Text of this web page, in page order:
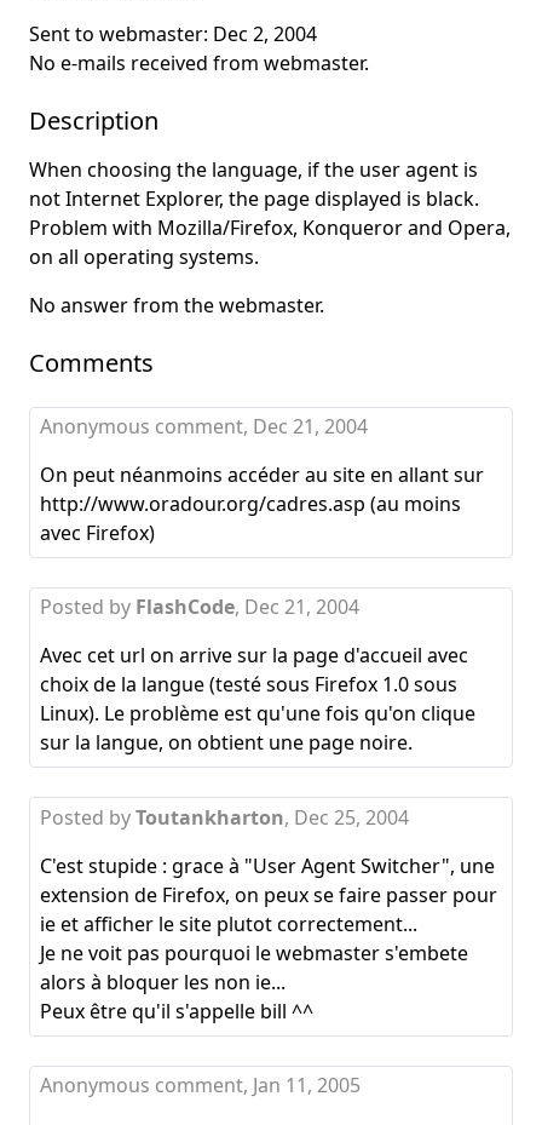
Sent to webmaster: Dec 2, 2004
No e-mails received from webmaster.
Description
When choosing the language, if the user agent is
not Internet Explorer, the page displayed is black.
Problem with Mozilla/Firefox, Konqueror and Opera,
on all operating systems.
No answer from the webmaster.
Comments
Anonymous comment, Dec 21, 2004
On peut néanmoins accéder au site en allant sur
http://www.oradour.org/cadres.asp (au moins
avec Firefox)
Posted by FlashCode, Dec 21, 2004
Avec cet url on arrive sur la page d'accueil avec
choix de la langue (testé sous Firefox 1.0 sous
Linux). Le problème est qu'une fois qu'on clique
sur la langue, on obtient une page noire.
Posted byToutankharton, Dec 25, 2004
C'est stupide : grace à "User Agent Switcher", une
extension de Firefox, on peux se faire passer pour
ie et afficher le site plutot correctement...
Je ne voit pas pourquoi le webmaster s'embete
alors à bloquer les non ie...
Peux être qu'il s'appelle bill ^^
Anonymous comment, Jan 11, 2005